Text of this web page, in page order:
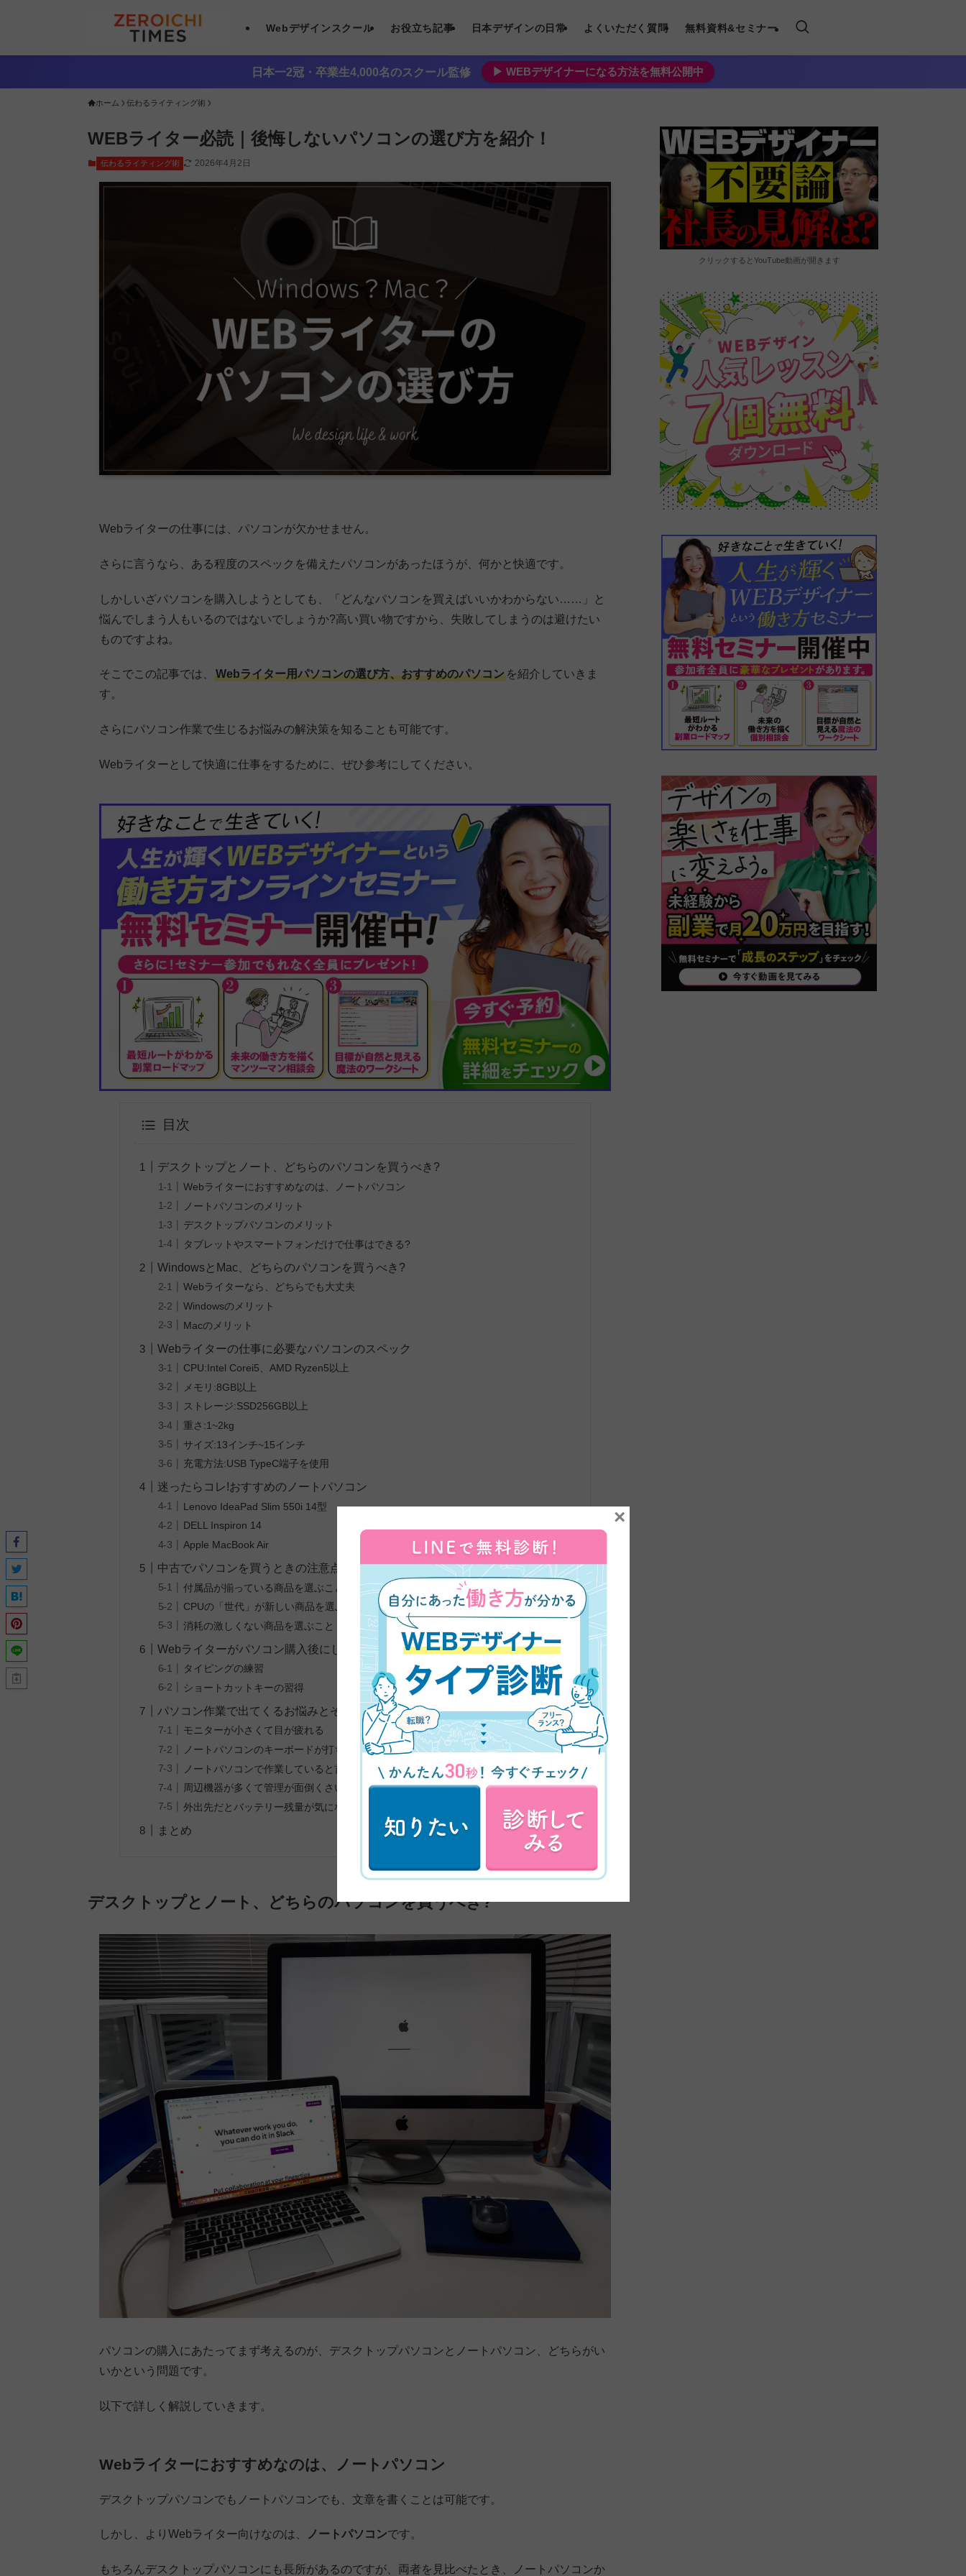
Webデザインスクール お役立ち記事 日本デザインの日常 よくいただく質問 無料資料&セミナー
日本一2冠・卒業生4,000名のスクール監修 ▶︎ WEBデザイナーになる方法を無料公開中
ホーム 伝わるライティング術
WEBライター必読｜後悔しないパソコンの選び方を紹介！
伝わるライティング術 2026年4月2日
Webライターの仕事には、パソコンが欠かせません。
さらに言うなら、ある程度のスペックを備えたパソコンがあったほうが、何かと快適です。
しかしいざパソコンを購入しようとしても、「どんなパソコンを買えばいいかわからない……」と
悩んでしまう人もいるのではないでしょうか?高い買い物ですから、失敗してしまうのは避けたい
ものですよね。
そこでこの記事では、 Webライター用パソコンの選び方、おすすめのパソコン を紹介していきま
す。
さらにパソコン作業で生じるお悩みの解決策を知ることも可能です。
Webライターとして快適に仕事をするために、ぜひ参考にしてください。
目次
デスクトップとノート、どちらのパソコンを買うべき?
Webライターにおすすめなのは、ノートパソコン
ノートパソコンのメリット
デスクトップパソコンのメリット
タブレットやスマートフォンだけで仕事はできる?
WindowsとMac、どちらのパソコンを買うべき?
Webライターなら、どちらでも大丈夫
Windowsのメリット
Macのメリット
Webライターの仕事に必要なパソコンのスペック
CPU:Intel Corei5、AMD Ryzen5以上
メモリ:8GB以上
ストレージ:SSD256GB以上
重さ:1~2kg
サイズ:13インチ~15インチ
充電方法:USB TypeC端子を使用
迷ったらコレ!おすすめのノートパソコン
Lenovo IdeaPad Slim 550i 14型
DELL Inspiron 14
Apple MacBook Air
中古でパソコンを買うときの注意点
付属品が揃っている商品を選ぶこと
CPUの「世代」が新しい商品を選ぶこと
消耗の激しくない商品を選ぶこと
Webライターがパソコン購入後にしておきたいこと
タイピングの練習
ショートカットキーの習得
パソコン作業で出てくるお悩みとその解決法
モニターが小さくて目が疲れる
ノートパソコンのキーボードが打ちづらい
ノートパソコンで作業していると首が痛い
周辺機器が多くて管理が面倒くさい
外出先だとバッテリー残量が気になる
まとめ
デスクトップとノート、どちらのパソコンを買うべき?
パソコンの購入にあたってまず考えるのが、デスクトップパソコンとノートパソコン、どちらがい
いかという問題です。
以下で詳しく解説していきます。
Webライターにおすすめなのは、ノートパソコン
デスクトップパソコンでもノートパソコンでも、文章を書くことは可能です。
しかし、よりWebライター向けなのは、 ノートパソコンです。
もちろんデスクトップパソコンにも長所があるのですが、両者を見比べたとき、ノートパソコンか
クリックするとYouTube動画が開きます
×